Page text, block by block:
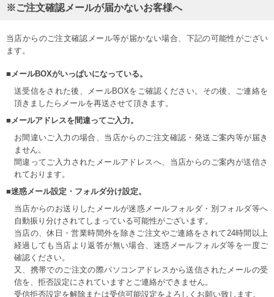
※ご注文確認メールが届かないお客様へ
当店からのご注文確認メール等が届かない場合、下記の可能性がござい
ます。
■メールBOXがいっぱいになっている。
送受信をされた後、メールBOXをご確認ください。その後、ご連絡を
頂きましたらメールを再送させて頂きます。
■メールアドレスを間違ってご入力。
お間違いご入力の場合、当店からのご注文確認・発送ご案内等が届き
ません。
間違ってご入力されたメールアドレスへ、当店からのご案内が送信さ
れております。
■迷惑メール設定・フォルダ分け設定。
当店からのお送りしたメールが迷惑メールフォルダ・別フォルダ等へ
自動振り分けされてしまっている可能性がございます。
当店の、休日・営業時間外を除きご注文やご連絡をされて24時間以上
経過しても当店より返答が無い場合、迷惑メールフォルダ等を一度ご
確認ください。
又、携帯でのご注文の際パソコンアドレスから送信されたメールの受
信を、拒否設定にされていますとご連絡ができません。
受信拒否設定を解除または受信可能設定をよろしくお願い致します。